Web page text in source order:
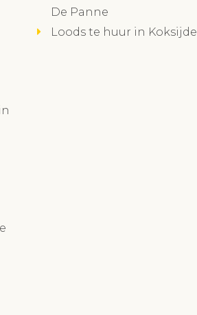
De Panne
Loods te huur in Koksijde